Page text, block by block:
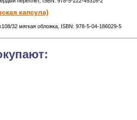
капсула)
32 мягкая обложка, ISBN: 978-5-04-186029-5